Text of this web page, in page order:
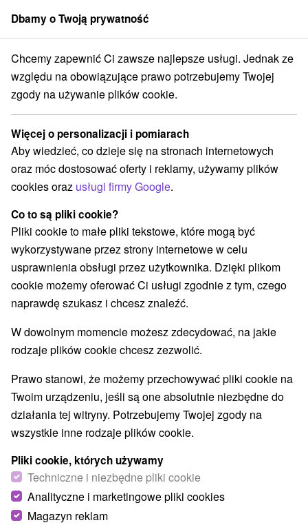
członek grupySorger
Žilinský kraj Pribylina Apartmán Pod Klinom Pribylina
Apartmán Pod Klinom Pribylina
Pribylina
Zarezerwuj przez booking
REZERWACJA I WYBÓR OFERTY
Skontaktuj się bezpośrednio z właścicielem.
Przejdź do lokalizacji
O URZĄDZENIA SPRZĘT
Dbamy o Twoją prywatność
Chcemy zapewnić Ci zawsze najlepsze usługi. Jednak ze
względu na obowiązujące prawo potrzebujemy Twojej
zgody na używanie plików cookie.
Więcej o personalizacji i pomiarach
Aby wiedzieć, co dzieje się na stronach internetowych
oraz móc dostosować oferty i reklamy, używamy plików
cookies oraz usługi firmy Google.
Co to są pliki cookie?
Pliki cookie to małe pliki tekstowe, które mogą być
wykorzystywane przez strony internetowe w celu
usprawnienia obsługi przez użytkownika. Dzięki plikom
cookie możemy oferować Ci usługi zgodnie z tym, czego
naprawdę szukasz i chcesz znaleźć.
W dowolnym momencie możesz zdecydować, na jakie
rodzaje plików cookie chcesz zezwolić.
Prawo stanowi, że możemy przechowywać pliki cookie na
Twoim urządzeniu, jeśli są one absolutnie niezbędne do
działania tej witryny. Potrzebujemy Twojej zgody na
wszystkie inne rodzaje plików cookie.
Pliki cookie, których używamy
Techniczne i niezbędne pliki cookie
Analityczne i marketingowe pliki cookies
Magazyn reklam